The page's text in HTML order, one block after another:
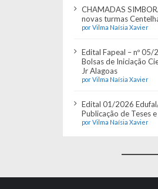
CHAMADAS
novas turmas
por Vilma Naísia Xavier
Edital Fapeal – nº
Bolsas de Iniciação
Jr Alagoas
por Vilma Naísia Xavier
Edital 01/2026
Publicação de Teses
por Vilma Naísia Xavier